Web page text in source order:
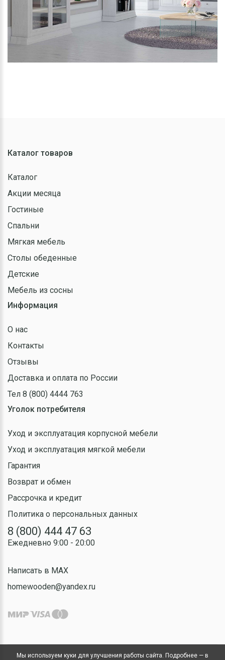
Каталог товаров
Каталог
Акции месяца
Гостиные
Спальни
Мягкая мебель
Столы обеденные
Детские
Мебель из сосны
Информация
О нас
Контакты
Отзывы
Доставка и оплата по России
Тел 8 (800) 4444 763
Уголок потребителя
Уход и эксплуатация корпусной мебели
Уход и эксплуатация мягкой мебели
Гарантия
Возврат и обмен
Рассрочка и кредит
Политика о персональных данных
8 (800) 444 47 63
Ежедневно 9:00 - 20:00
Написать в MAX
homewooden@yandex.ru
Мы используем куки для улучшения работы сайта. Подробнее — в